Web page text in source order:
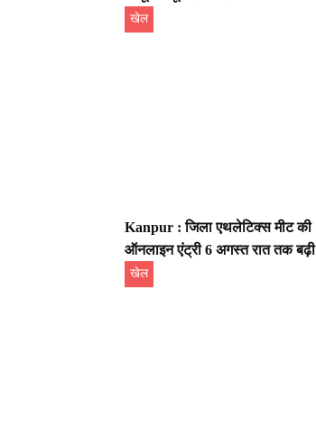
खेल
Kanpur : जिला एथलेटिक्स मीट की
ऑनलाइन एंट्री 6 अगस्त रात तक बढ़ी
खेल